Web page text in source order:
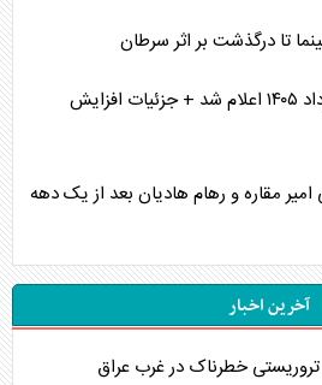
تا درگذشت بر اثر سرطان
قیمت جدید سایپا ۱۵۱ مرداد ۱۴۰۵ اعلام شد + جزئیات افزایش
امیر مقاره و رهام هادیان بعد از یک دهه
آخرین اخبار
خطرناک در غرب عراق